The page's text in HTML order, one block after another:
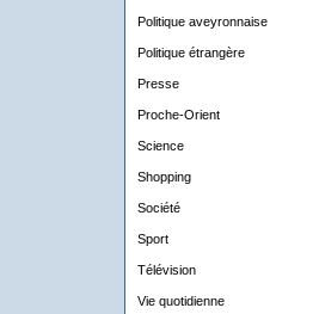
Politique aveyronnaise
Politique étrangère
Presse
Proche-Orient
Science
Shopping
Société
Sport
Télévision
Vie quotidienne